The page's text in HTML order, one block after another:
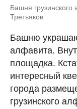
Башня
Третьяков
Башню
алфавита.
площадка.
интересный
города
грузинского